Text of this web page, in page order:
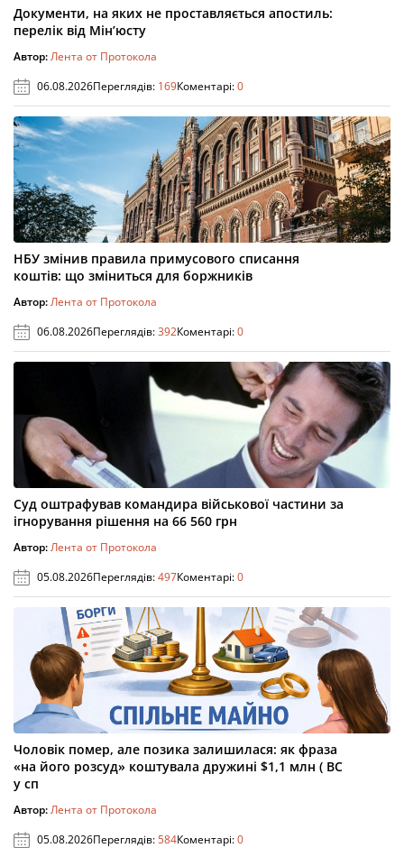
Документи, на яких не проставляється апостиль:
перелік від Мін’юсту
Автор:Лента от Протокола
06.08.2026Переглядів: 169Коментарі:0
НБУ змінив правила примусового списання
коштів: що зміниться для боржників
Автор:Лента от Протокола
06.08.2026Переглядів:392Коментарі:0
Суд оштрафував командира військової частини за
ігнорування рішення на 66 560 грн
Автор:Лента от Протокола
05.08.2026Переглядів:497Коментарі:0
Чоловік помер, але позика залишилася: як фраза
«на його розсуд» коштувала дружині $1,1 млн ( ВС
у сп
Автор:Лента от Протокола
05.08.2026Переглядів:584Коментарі:0